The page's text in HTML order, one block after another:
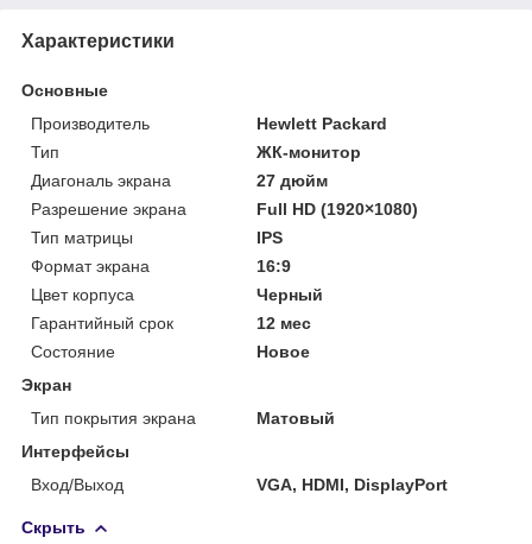
Характеристики
Основные
Производитель
Hewlett Packard
Тип
ЖК-монитор
Диагональ экрана
27 дюйм
Разрешение экрана
Full HD (1920×1080)
Тип матрицы
IPS
Формат экрана
16:9
Цвет корпуса
Черный
Гарантийный срок
12 мес
Состояние
Новое
Экран
Тип покрытия экрана
Матовый
Интерфейсы
Вход/Выход
VGA, HDMI, DisplayPort
Скрыть